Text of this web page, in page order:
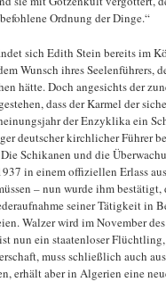
Ordnung der Dinge.“
sich Edith Stein bereits im
Wunsch ihres Seelenführers,
hätte. Doch angesichts der
dass der Karmel der
der Enzyklika ein
deutscher kirchlicher Führer
Schikanen und die
in einem offiziellen Erlass
– nun wurde ihm bestätigt,
seiner Tätigkeit in
Walzer wird im November
nun ein staatenloser
muss schließlich auch
erhält aber in Algerien eine